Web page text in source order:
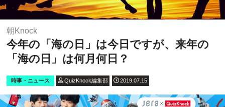
朝Knock
今年の「海の日」は今日ですが、来年の
「海の日」は何月何日？
時事・ニュース QuizKnock編集部 2019.07.15